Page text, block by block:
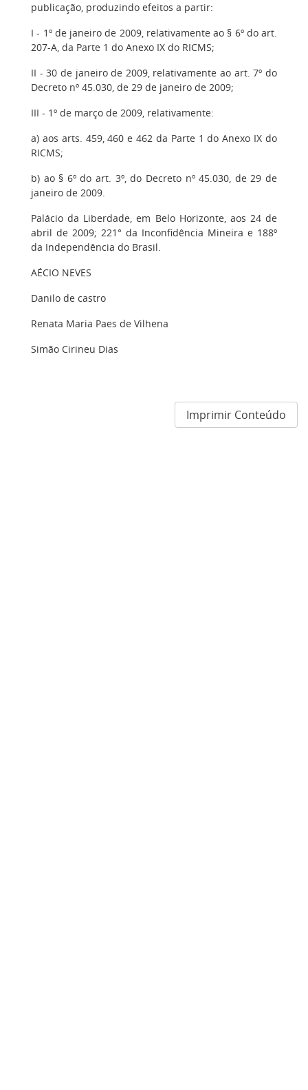
publicação, produzindo efeitos a partir:
I - 1º de janeiro de 2009, relativamente ao § 6º do art.
207-A, da Parte 1 do Anexo IX do RICMS;
II - 30 de janeiro de 2009, relativamente ao art. 7º do
Decreto nº 45.030, de 29 de janeiro de 2009;
III - 1º de março de 2009, relativamente:
a) aos arts. 459, 460 e 462 da Parte 1 do Anexo IX do
RICMS;
b) ao § 6º do art. 3º, do Decreto nº 45.030, de 29 de
janeiro de 2009.
Palácio da Liberdade, em Belo Horizonte, aos 24 de
abril de 2009; 221° da Inconfidência Mineira e 188º
da Independência do Brasil.
AÉCIO NEVES
Danilo de castro
Renata Maria Paes de Vilhena
Simão Cirineu Dias
Imprimir Conteúdo